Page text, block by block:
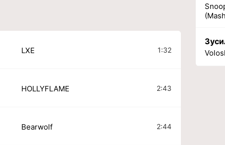
LXE 1:32
HOLLYFLAME 2:43
Bearwolf 2:44